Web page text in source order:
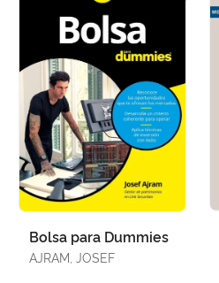
Bolsa para Dummies
AJRAM, JOSEF